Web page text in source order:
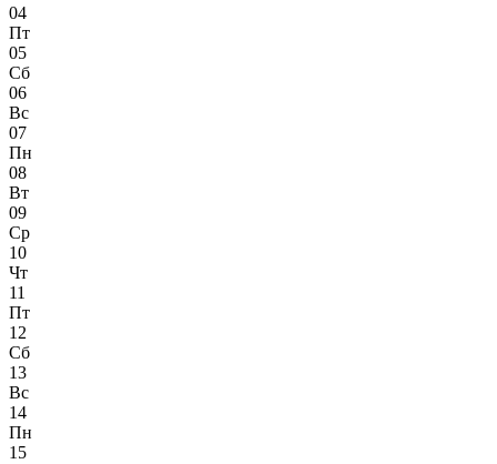
04
Пт
05
Сб
06
Вс
07
Пн
08
Вт
09
Ср
10
Чт
11
Пт
12
Сб
13
Вс
14
Пн
15